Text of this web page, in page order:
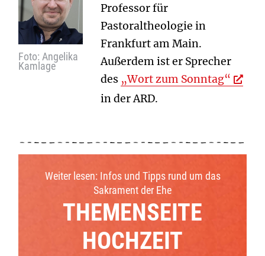
Foto: Angelika
Kamlage
Professor für
Pastoraltheologie in
Frankfurt am Main.
Außerdem ist er Sprecher
des „Wort zum Sonntag“
in der ARD.
Weiter lesen: Infos und Tipps rund um das
Sakrament der Ehe
THEMENSEITE
HOCHZEIT